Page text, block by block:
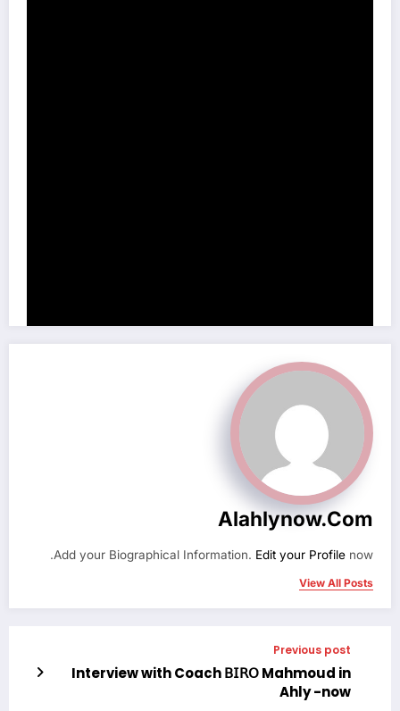
Alahlynow.com
Add your Biographical Information. Edit your Profile now.
View All Posts
Previous post
Interview with Coach 𝖡𝖨𝖱𝖮 Mahmoud in
Ahly -now